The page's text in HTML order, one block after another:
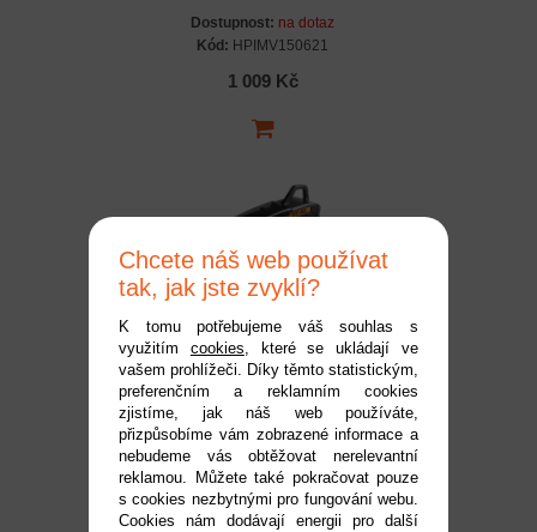
Dostupnost: na dotaz
Kód: HPIMV150621
1 009 Kč
HPI TF-51/RF-51 2.4GHZ
rádio
Dostupnost:
do 2 pracovních dnů
Kód:HPI160549
1 259 Kč
Chcete náš web používat
tak, jak jste zvyklí?
K tomu potřebujeme váš souhlas s
využitím cookies, které se ukládají ve
vašem prohlížeči. Díky těmto statistickým,
preferenčním a reklamním cookies
zjistíme, jak náš web používáte,
přizpůsobíme vám zobrazené informace a
nebudeme vás obtěžovat nerelevantní
reklamou. Můžete také pokračovat pouze
s cookies nezbytnými pro fungování webu.
Cookies nám dodávají energii pro další